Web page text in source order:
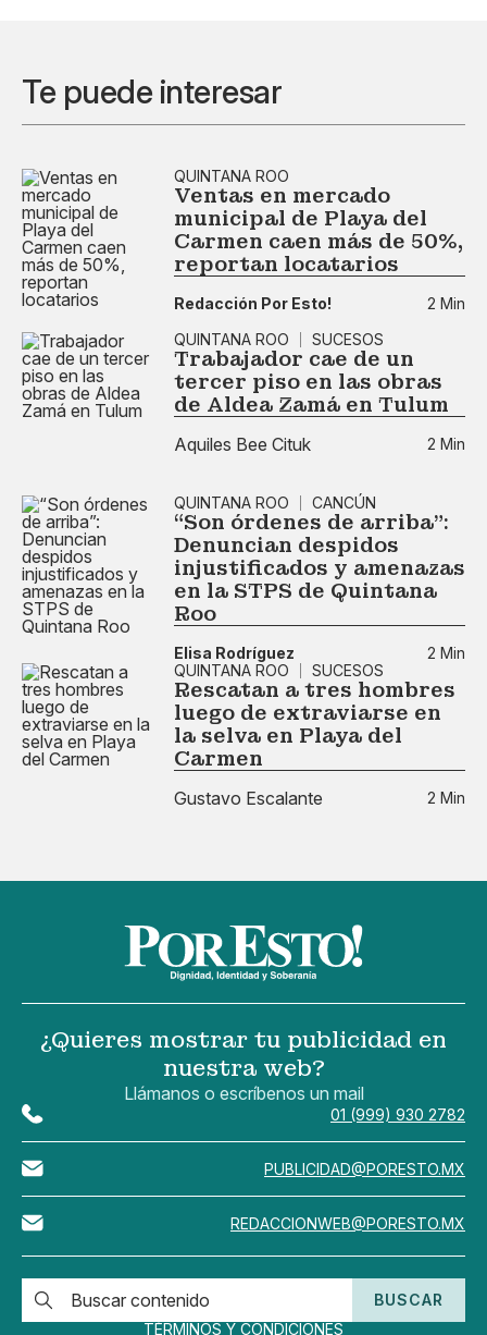
Te puede interesar
QUINTANA ROO
Ventas en mercado
municipal de Playa del
Carmen caen más de 50%,
reportan locatarios
Redacción Por Esto!
2 Min
QUINTANA ROO
SUCESOS
Trabajador cae de un
tercer piso en las obras
de Aldea Zamá en Tulum
Aquiles Bee Cituk 2 Min
QUINTANA ROO CANCÚN
“Son órdenes de arriba”:
Denuncian despidos
injustificados y amenazas
en la STPS de Quintana
Roo
Elisa Rodríguez
2 Min
QUINTANA ROO
SUCESOS
Rescatan a tres hombres
luego de extraviarse en
la selva en Playa del
Carmen
Gustavo Escalante 2 Min
¿Quieres mostrar tu publicidad en
nuestra web?
Llámanos o escríbenos un mail
01 (999) 930 2782
PUBLICIDAD@PORESTO.MX
REDACCIONWEB@PORESTO.MX
BUSCAR
TÉRMINOS Y CONDICIONES